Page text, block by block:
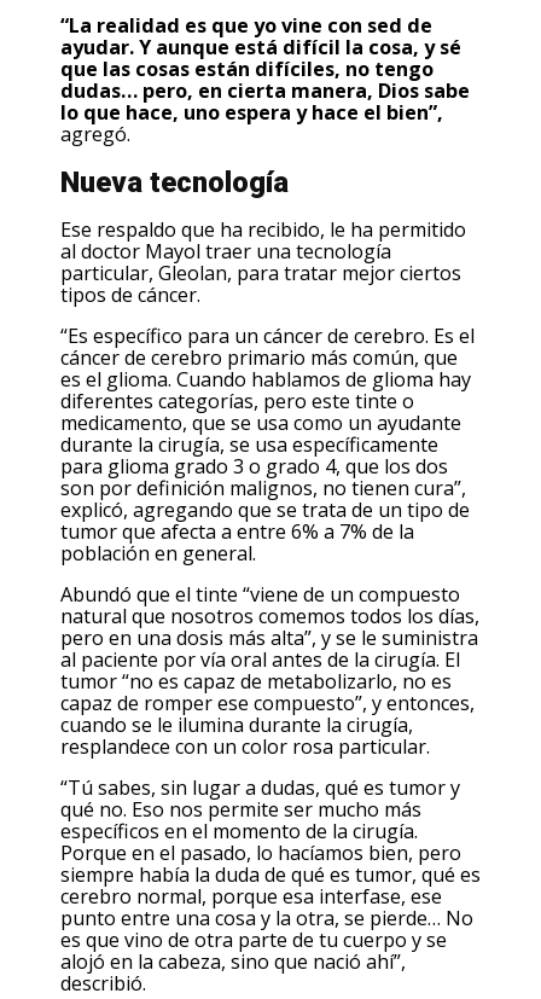
“La realidad es que yo vine con sed de
ayudar. Y aunque está difícil la cosa, y sé
que las cosas están difíciles, no tengo
dudas… pero, en cierta manera, Dios sabe
lo que hace, uno espera y hace el bien”,
agregó.
Nueva tecnología
Ese respaldo que ha recibido, le ha permitido
al doctor Mayol traer una tecnología
particular, Gleolan, para tratar mejor ciertos
tipos de cáncer.
“Es específico para un cáncer de cerebro. Es el
cáncer de cerebro primario más común, que
es el glioma. Cuando hablamos de glioma hay
diferentes categorías, pero este tinte o
medicamento, que se usa como un ayudante
durante la cirugía, se usa específicamente
para glioma grado 3 o grado 4, que los dos
son por definición malignos, no tienen cura”,
explicó, agregando que se trata de un tipo de
tumor que afecta a entre 6% a 7% de la
población en general.
Abundó que el tinte “viene de un compuesto
natural que nosotros comemos todos los días,
pero en una dosis más alta”, y se le suministra
al paciente por vía oral antes de la cirugía. El
tumor “no es capaz de metabolizarlo, no es
capaz de romper ese compuesto”, y entonces,
cuando se le ilumina durante la cirugía,
resplandece con un color rosa particular.
“Tú sabes, sin lugar a dudas, qué es tumor y
qué no. Eso nos permite ser mucho más
específicos en el momento de la cirugía.
Porque en el pasado, lo hacíamos bien, pero
siempre había la duda de qué es tumor, qué es
cerebro normal, porque esa interfase, ese
punto entre una cosa y la otra, se pierde… No
es que vino de otra parte de tu cuerpo y se
alojó en la cabeza, sino que nació ahí”,
describió.